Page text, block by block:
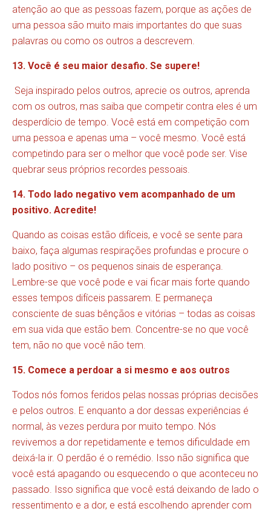
atenção ao que as pessoas fazem, porque as ações de
uma pessoa são muito mais importantes do que suas
palavras ou como os outros a descrevem.
13. Você é seu maior desafio. Se supere!
Seja inspirado pelos outros, aprecie os outros, aprenda
com os outros, mas saiba que competir contra eles é um
desperdício de tempo. Você está em competição com
uma pessoa e apenas uma – você mesmo. Você está
competindo para ser o melhor que você pode ser. Vise
quebrar seus próprios recordes pessoais.
14. Todo lado negativo vem acompanhado de um
positivo. Acredite!
Quando as coisas estão difíceis, e você se sente para
baixo, faça algumas respirações profundas e procure o
lado positivo – os pequenos sinais de esperança.
Lembre-se que você pode e vai ficar mais forte quando
esses tempos difíceis passarem. E permaneça
consciente de suas bênçãos e vitórias – todas as coisas
em sua vida que estão bem. Concentre-se no que você
tem, não no que você não tem.
15. Comece a perdoar a si mesmo e aos outros
Todos nós fomos feridos pelas nossas próprias decisões
e pelos outros. E enquanto a dor dessas experiências é
normal, às vezes perdura por muito tempo. Nós
revivemos a dor repetidamente e temos dificuldade em
deixá-la ir. O perdão é o remédio. Isso não significa que
você está apagando ou esquecendo o que aconteceu no
passado. Isso significa que você está deixando de lado o
ressentimento e a dor, e está escolhendo aprender com